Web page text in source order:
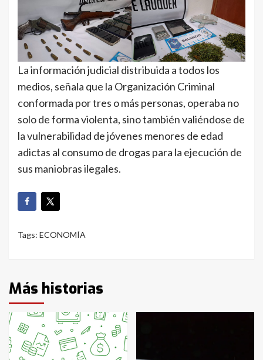
La información judicial distribuida a todos los
medios, señala que la Organización Criminal
conformada por tres o más personas, operaba no
solo de forma violenta, sino también valiéndose de
la vulnerabilidad de jóvenes menores de edad
adictas al consumo de drogas para la ejecución de
sus maniobras ilegales.
Tags: ECONOMÍA
Más historias